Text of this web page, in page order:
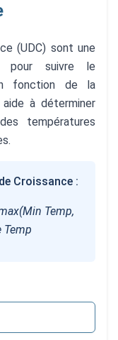
(UDC) sont une
pour suivre le
fonction de la
à déterminer
températures
Croissance :
Temp,
Temp